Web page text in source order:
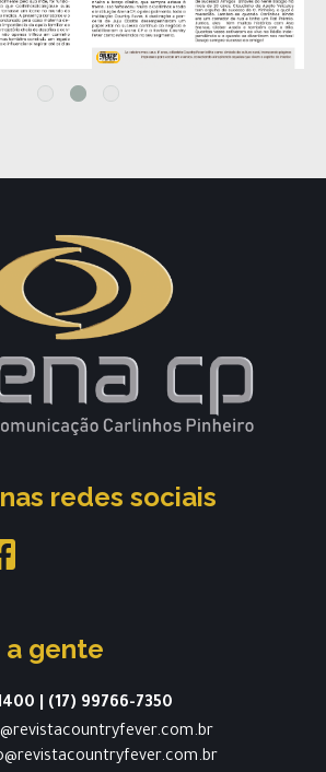
redes sociais
a gente
(17) 99766-7350